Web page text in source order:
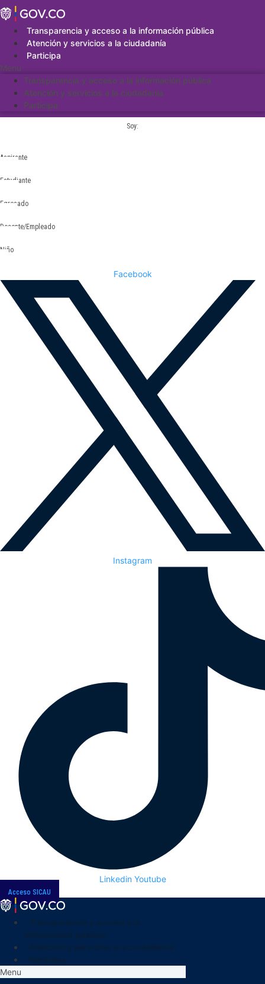
Saltar
al
contenidoTransparencia y acceso a la información pública
Atención y servicios a la ciudadanía
Participa
Menu
Transparencia y acceso a la información pública
Atención y servicios a la ciudadanía
Participa
Soy:
Aspirante
Estudiante
Egresado
Docente/Empleado
Niño
Facebook
Instagram
Linkedin Youtube
Acceso SICAU
Menu